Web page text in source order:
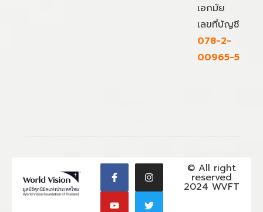
เอกมัย
เลขที่บัญชี
078-2-
00965-5
© All right
reserved
2024 WVFT